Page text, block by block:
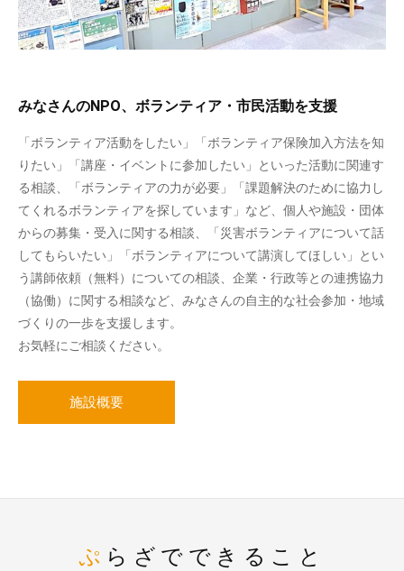
みなさんのNPO、ボランティア・市民活動を支援
「ボランティア活動をしたい」「ボランティア保険加入方法を知
りたい」「講座・イベントに参加したい」といった活動に関連す
る相談、「ボランティアの力が必要」「課題解決のために協力し
てくれるボランティアを探しています」など、個人や施設・団体
からの募集・受入に関する相談、「災害ボランティアについて話
してもらいたい」「ボランティアについて講演してほしい」とい
う講師依頼（無料）についての相談、企業・行政等との連携協力
（協働）に関する相談など、みなさんの自主的な社会参加・地域
づくりの一歩を支援します。
お気軽にご相談ください。
施設概要
ぷらざでできること